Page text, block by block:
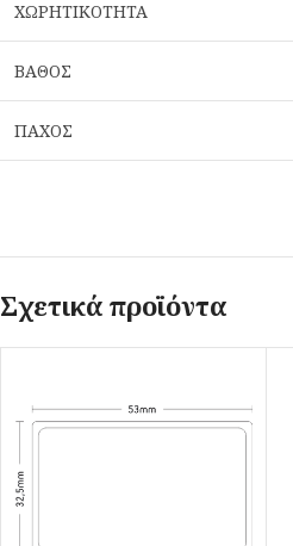
ΧΩΡΗΤΙΚΟΤΗΤΑ
ΒΑΘΟΣ
ΠΑΧΟΣ
Σχετικά προϊόντα